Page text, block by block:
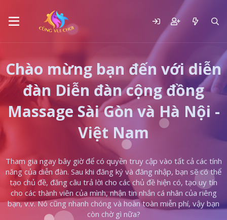
Chào mừng bạn đến với diễn
đàn Diễn đàn cộng đồng
Massage Sài Gòn và Hà Nội -
Việt Nam
Tham gia ngay bây giờ để có quyền truy cập vào tất cả các tính
năng của diễn đàn. Sau khi đăng ký và đăng nhập, bạn sẽ có thể
tạo chủ đề, đăng câu trả lời cho các chủ đề hiện có, tạo uy tín
cho các thành viên của mình, nhận tin nhắn cá nhân của riêng
bạn, v.v. Nó cũng nhanh chóng và hoàn toàn miễn phí, vậy bạn
còn chờ gì nữa?